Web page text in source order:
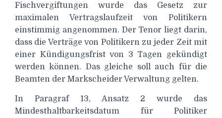
Fischvergiftungen wurde das Gesetz zur
maximalen Vertragslaufzeit von Politikern
einstimmig angenommen. Der Tenor liegt darin,
dass die Verträge von Politikern zu jeder Zeit mit
einer Kündigungsfrist von 3 Tagen gekündigt
werden können. Das gleiche soll auch für die
Beamten der Markscheider Verwaltung gelten.
In Paragraf 13, Ansatz 2 wurde das
Mindesthaltbarkeitsdatum für Politiker